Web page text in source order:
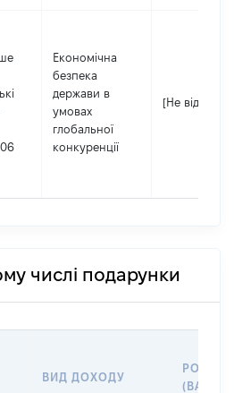
Економічна
безпека
держави в
умовах
глобальної
конкуренції
[Не відомо]
числі подарунки
ВИД ДОХОДУ
РОЗМІР